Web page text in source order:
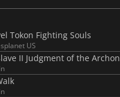
Tokon Fighting Souls
US
II Judgment of the Archon